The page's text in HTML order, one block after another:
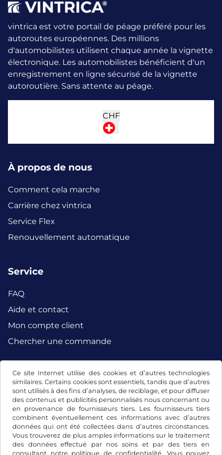
Ce site Internet utilise des cookies et d’autres technologies
similaires. Certains cookies sont essentiels, tandis que d’autres
sont utilisés à des fins d’analyses, de reciblage, et pour diffuser
des contenus et publicités personnalisés nous concernant ou
en provenance de fournisseurs tiers. Les fournisseurs tiers
combinent éventuellement ces informations avec d’autres
données qui ont été collectées dans d’autres circonstances.
Vous trouverez de plus amples informations sur le traitement
des données effectué par nos soins et par des tiers en
consultant notre politique de confidentialité. Vous pouvez
vintrica est votre portail de péage préféré pour les
autoroutes européennes. Des millions
d'automobilistes utilisent chaque année la vignette
électronique. Les automobilistes bénéficient d'un
enregistrement en ligne sécurisé de la vignette
autoroutière. Sans attente au péage.
CHF
À propos de nous
Comment cela marche
Carrière chez vintrica
Service Flex
Renouvellement automatique
Service
FAQ
Aide et contact
Mon compte client
Chercher une commande
Facebook Instagram